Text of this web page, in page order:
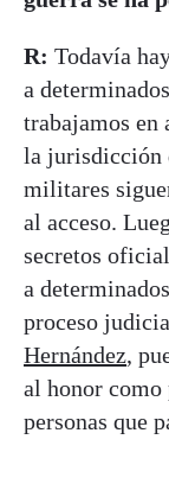
R: Todavía
a
trabajamos en
la jurisdicción
militares
al acceso.
secretos
a
proceso
Hernández,
al honor como
personas que